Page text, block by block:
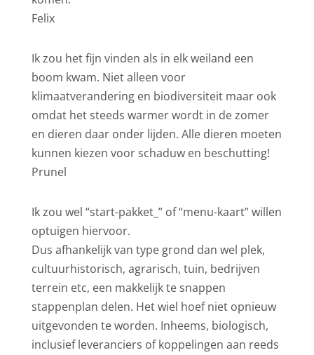
Felix
Ik zou het fijn vinden als in elk weiland een
boom kwam. Niet alleen voor
klimaatverandering en biodiversiteit maar ook
omdat het steeds warmer wordt in de zomer
en dieren daar onder lijden. Alle dieren moeten
kunnen kiezen voor schaduw en beschutting!
Prunel
Ik zou wel “start-pakket_” of “menu-kaart” willen
optuigen hiervoor.
Dus afhankelijk van type grond dan wel plek,
cultuurhistorisch, agrarisch, tuin, bedrijven
terrein etc, een makkelijk te snappen
stappenplan delen. Het wiel hoef niet opnieuw
uitgevonden te worden. Inheems, biologisch,
inclusief leveranciers of koppelingen aan reeds